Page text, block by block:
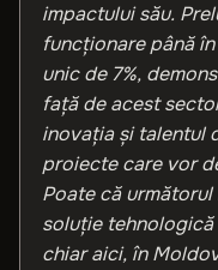
impactului său.
funcționare până
unic de 7%,
față de acest
inovația și talentul
proiecte care vor
Poate că
soluție
chiar aici, în